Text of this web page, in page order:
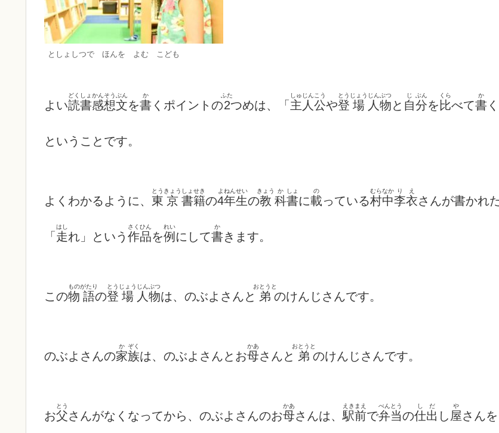
としょしつで ほんを よむ こども
よい読書感想文
どくしょかんそうぶん
を書
か
くポイントの2
ふた
つめは、「 主人公
しゅじんこう
や登
とう
場
じょう
人物
じんぶつ
と 自
じ
分
ぶん
を 比
くら
べて書
か
ということです。
よくわかるように、 東
とう
京
きょう
書籍
しょせき
の4
よ
年生
ねんせい
の教
きょう
科
か
書
しょ
に載
の
っている村中
むらなか
李
り
衣
え
さんが書かれ
「 走
はし
れ」という 作品
さくひん
を例
れい
にして書
か
きます。
この物
もの
語
がたり
の登
とう
場
じょう
人物
じんぶつ
は、のぶよさんと 弟
おとうと
のけんじさんです。
のぶよさんの家
か
族
ぞく
は、のぶよさんとお母
かあ
さんと 弟
おとうと
のけんじ さんです。
お父
とう
さんがなくなってから、のぶよさんのお母
かあ
さんは、駅前
えきまえ
で弁当
べんとう
の仕
し
出
だ
し 屋
や
さん